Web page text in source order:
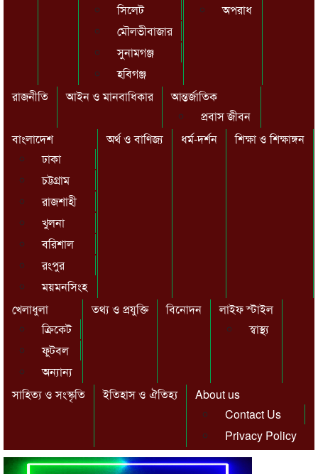
সিলেট
মৌলভীবাজার
সুনামগঞ্জ
হবিগঞ্জ
অপরাধ
রাজনীতি আইন ও মানবাধিকার
আন্তর্জাতিক
প্রবাস জীবন
বাংলাদেশ
ঢাকা
চট্টগ্রাম
রাজশাহী
খুলনা
বরিশাল
রংপুর
ময়মনসিংহ
অর্থ ও বাণিজ্য ধর্ম-দর্শন শিক্ষা ও শিক্ষাঙ্গন
খেলাধুলা
ক্রিকেট
ফুটবল
অন্যান্য
তথ্য ও প্রযুক্তি বিনোদন
লাইফ স্টাইল
স্বাস্থ্য
সাহিত্য ও সংস্কৃতি ইতিহাস ও ঐতিহ্য
About us
Contact Us
Privacy Policy